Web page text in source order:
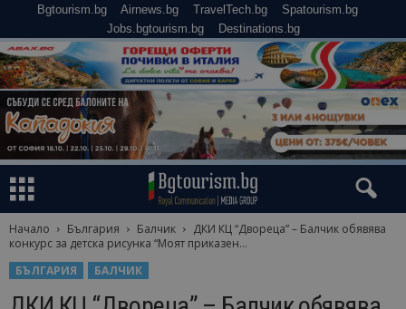
Bgtourism.bg Airnews.bg TravelTech.bg
Spatourism.bg
Jobs.bgtourism.bg
Destinations.bg
Начало България Балчик
ДКИ КЦ “Двореца” – Балчик обявява
конкурс за детска рисунка “Моят приказен...
БЪЛГАРИЯ
БАЛЧИК